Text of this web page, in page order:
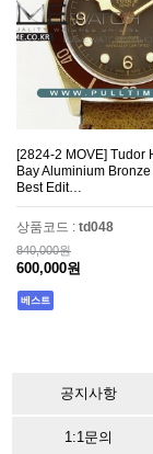
[2824-2 MOVE] Tudor
Bay Aluminium Bronze
Best Edit…
상품코드 : td048
840,000원
600,000원
베스트
공지사항
1:1문의